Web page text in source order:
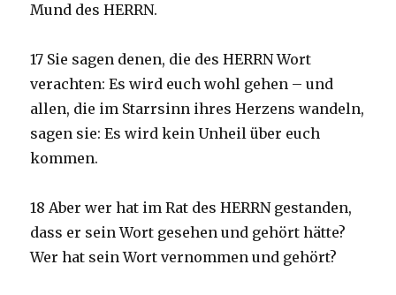
Mund des HERRN.
17 Sie sagen denen, die des HERRN Wort
verachten: Es wird euch wohl gehen – und
allen, die im Starrsinn ihres Herzens wandeln,
sagen sie: Es wird kein Unheil über euch
kommen.
18 Aber wer hat im Rat des HERRN gestanden,
dass er sein Wort gesehen und gehört hätte?
Wer hat sein Wort vernommen und gehört?